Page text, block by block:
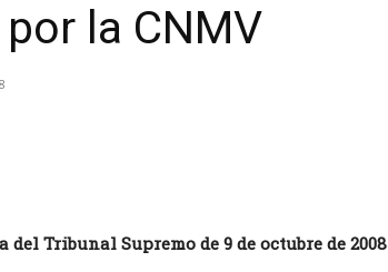
la CNMV
Tribunal Supremo de 9 de octubre de 2008